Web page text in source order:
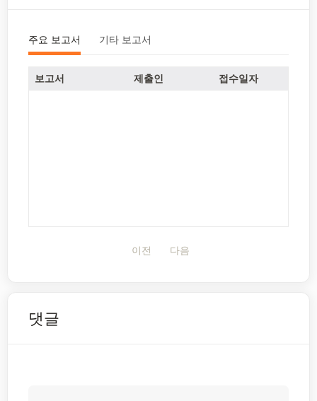
주요 보고서 기타 보고서
보고서 제출인 접수일자
이전 다음
댓글